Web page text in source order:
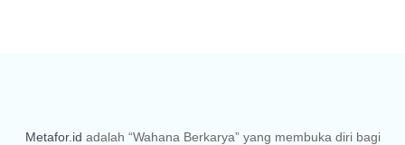
Metafor.id adalah “Wahana Berkarya” yang membuka diri bagi